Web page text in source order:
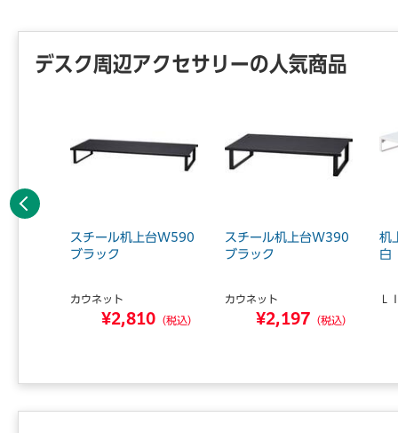
デスク周辺アクセサリーの人気商品
スチール机上台W590
ブラック
カウネット
¥2,810 （税込）
スチール机上台W390
ブラック
カウネット
¥2,197 （税込）
机
白
Ｌ
前へ